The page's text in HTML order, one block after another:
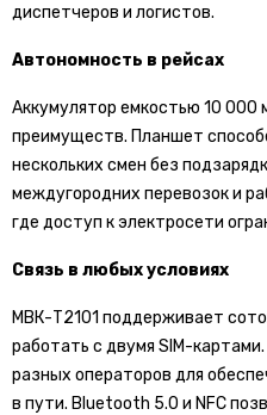
диспетчеров и логистов.
Автономность в рейсах
Аккумулятор емкостью 10 000
преимуществ. Планшет
нескольких смен без
междугородних перевозок и
где доступ к электросети
Связь в любых условиях
МВК-Т2101 поддерживает
работать с двумя SIM-
разных операторов для
в пути. Bluetooth 5.0 и NFC